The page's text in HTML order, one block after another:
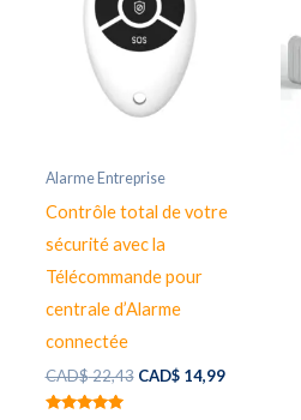
Alarme Entreprise
Contrôle total de votre
sécurité avec la
Télécommande pour
centrale d’Alarme
connectée
CAD$22,43 Original
CAD$14,99Current